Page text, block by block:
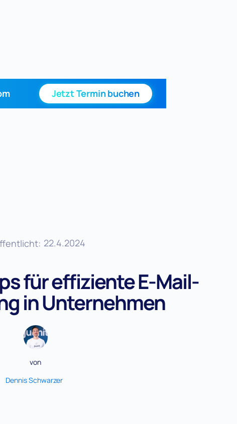
Jetzt Termin buchen
22.4.2024
für effiziente E-Mail-
in Unternehmen
von
Dennis Schwarzer